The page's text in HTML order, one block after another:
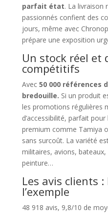
parfait état. La livraison
passionnés confient des
jours, même avec
prépare une exposition
Un stock réel et
compétitifs
Avec 50 000 références
bredouille. Si un produit
les promotions régulières
d’accessibilité, parfait
premium comme Tamiya
sans surcoût. La variété
militaires, avions,
peinture…
Les avis clients
l’exemple
48 918 avis, 9,8/10 de